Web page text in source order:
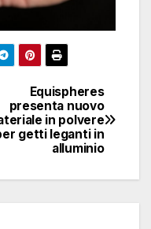
Equispheres
presenta nuovo
in polvere
getti leganti in
alluminio